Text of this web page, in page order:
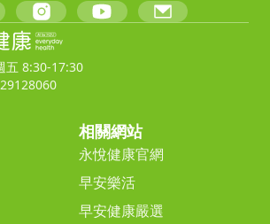
五 8:30-17:30
相關網站
永悅健康官網
早安樂活
早安健康嚴選